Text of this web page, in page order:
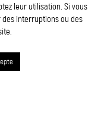
leur utilisation. Si vous
interruptions ou des